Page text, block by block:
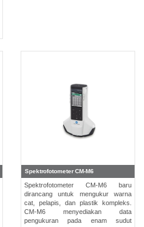
Spektrofotometer CM-M6
Spektrofotometer CM-M6 baru
dirancang untuk mengukur warna
cat, pelapis, dan plastik kompleks.
CM-M6 menyediakan data
pengukuran pada enam sudut